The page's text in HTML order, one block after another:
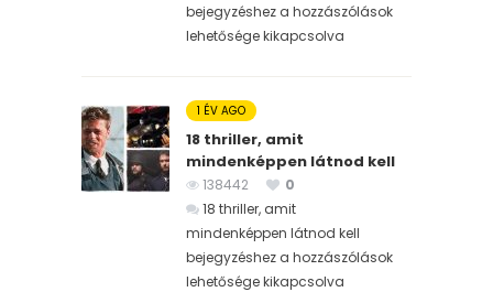
bejegyzéshez a hozzászólások
lehetősége kikapcsolva
1 ÉV AGO
18 thriller, amit
mindenképpen látnod kell
138442
0
18 thriller, amit
mindenképpen látnod kell
bejegyzéshez a hozzászólások
lehetősége kikapcsolva